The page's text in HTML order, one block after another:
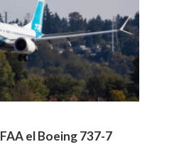
el Boeing 737-7